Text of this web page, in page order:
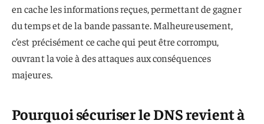
en cache les informations reçues, permettant de gagner
du temps et de la bande passante. Malheureusement,
c’est précisément ce cache qui peut être corrompu,
ouvrant la voie à des attaques aux conséquences
majeures.
Pourquoi sécuriser le DNS revient à